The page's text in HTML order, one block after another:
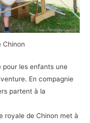
Chinon
pour les enfants une
En compagnie
partent à la
royale de Chinon met à